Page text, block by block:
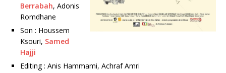
Berrabah, Adonis
Romdhane
Son : Houssem
Ksouri, Samed
Hajji
Editing : Anis Hammami, Achraf Amri